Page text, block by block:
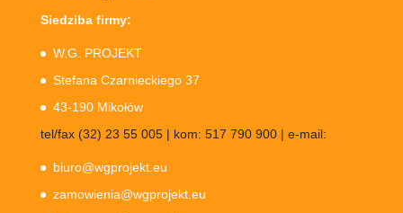
Siedziba firmy:
W.G. PROJEKT
Stefana Czarnieckiego 37
43-190 Mikołów
tel/fax (32) 23 55 005 | kom: 517 790 900 | e-mail:
biuro@wgprojekt.eu
zamowienia@wgprojekt.eu